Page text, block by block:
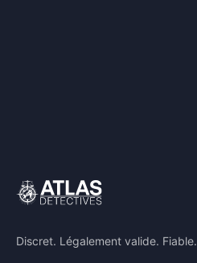
Discret. Légalement valide. Fiable.